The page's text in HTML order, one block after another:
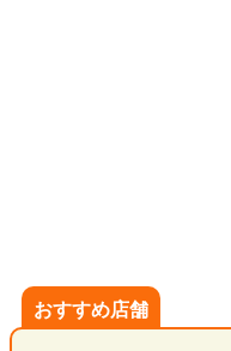
おすすめ店舗